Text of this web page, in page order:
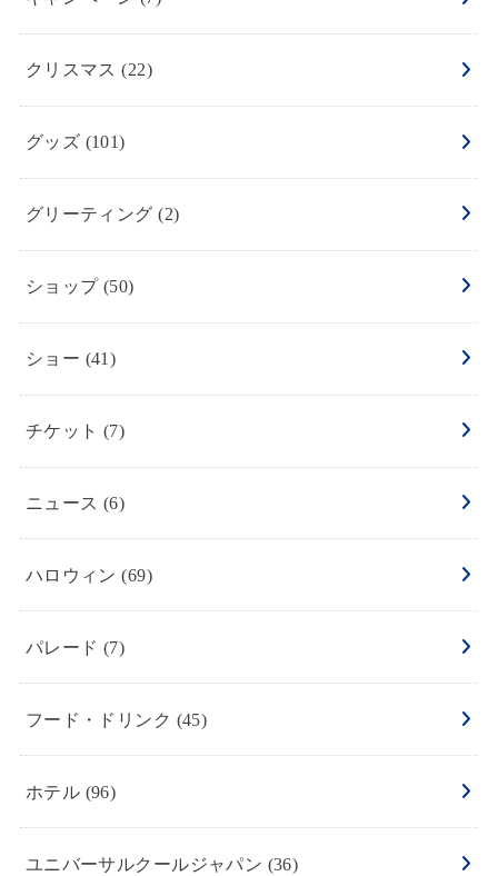
クリスマス(22)
グッズ (101)
グリーティング(2)
ショップ (50)
ショー (41)
チケット (7)
ニュース (6)
ハロウィン(69)
パレード (7)
フード・ドリンク (45)
ホテル (96)
ユニバーサルクールジャパン (36)